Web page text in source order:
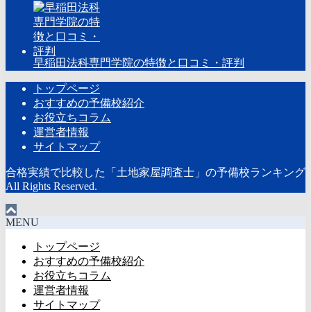
早稲田法科専門学院の特徴と口コミ・評判
トップページ
おすすめの予備校紹介
お役立ちコラム
運営者情報
サイトマップ
合格実績で比較した「土地家屋調査士」の予備校ランキング
All Rights Reserved.
MENU
トップページ
おすすめの予備校紹介
お役立ちコラム
運営者情報
サイトマップ